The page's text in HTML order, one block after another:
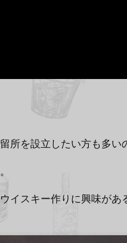
所を設立したい方も多い
イスキー作りに興味が